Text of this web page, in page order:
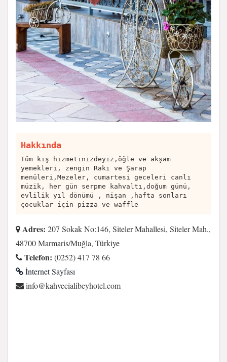
Hakkında
Tüm kış hizmetinizdeyiz,öğle ve akşam
yemekleri, zengin Rakı ve Şarap
menüleri,Mezeler, cumartesi geceleri canlı
müzik, her gün serpme kahvaltı,doğum günü,
evlilik yıl dönümü , nişan ,hafta sonları
çocuklar için pizza ve waffle
Adres: 207 Sokak No:146, Siteler Mahallesi, Siteler Mah.,
48700 Marmaris/Muğla, Türkiye
Telefon: (0252) 417 78 66
İnternet Sayfası
moc.letohyebilaicevhak@ofni